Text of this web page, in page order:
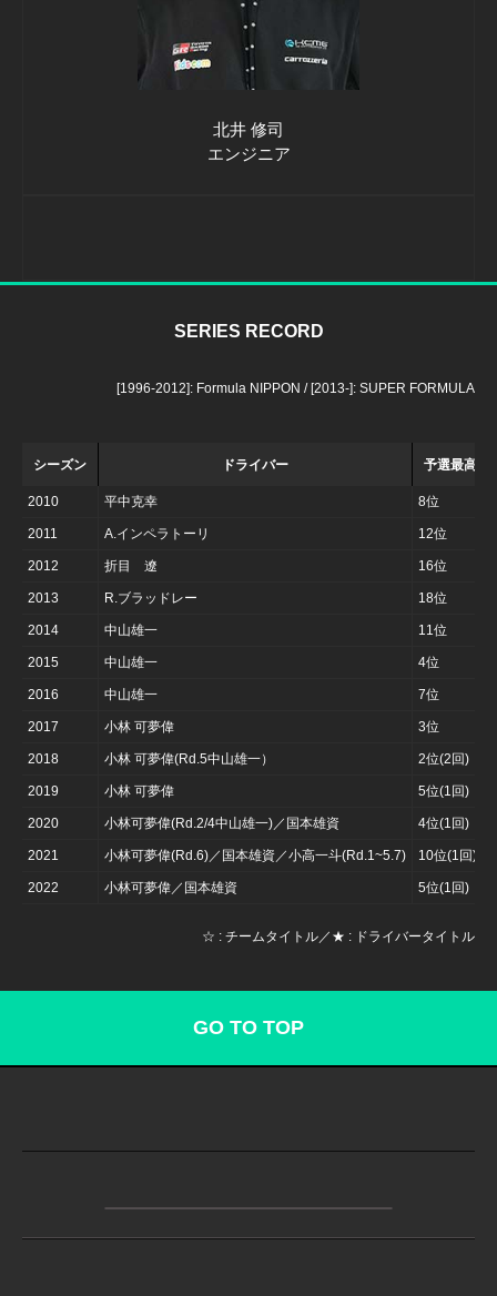
北井 修司
エンジニア
SERIES RECORD
[1996-2012]: Formula NIPPON / [2013-]: SUPER FORMULA
シーズン ドライバー 予選最高位
2010 平中克幸 8位
2011 A.インペラトーリ 12位
2012 折目 遼 16位
2013 R.ブラッドレー 18位
2014 中山雄一 11位
2015 中山雄一 4位
2016 中山雄一 7位
2017 小林 可夢偉 3位
2018 小林 可夢偉(Rd.5中山雄一） 2位(2回)
2019 小林 可夢偉 5位(1回)
2020 小林可夢偉(Rd.2/4中山雄一)／国本雄資 4位(1回)
2021 小林可夢偉(Rd.6)／国本雄資／小高一斗(Rd.1~5.7) 10位(1回)
2022 小林可夢偉／国本雄資 5位(1回)
☆ : チームタイトル／★ : ドライバータイトル
GO TO TOP